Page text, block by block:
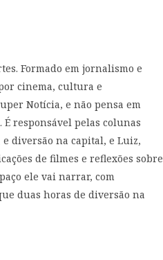
Formado em jornalismo e
cinema, cultura e
Notícia, e não pensa em
responsável pelas colunas
diversão na capital, e Luiz,
de filmes e reflexões sobre
ele vai narrar, com
duas horas de diversão na